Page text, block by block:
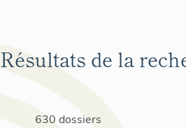
Résultats de la
630 dossiers